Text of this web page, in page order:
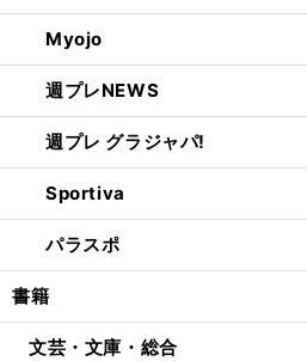
Myojo
週プレNEWS
週プレ グラジャパ!
Sportiva
パラスポ
書籍
文芸・文庫・総合